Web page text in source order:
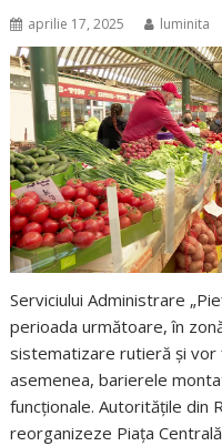
aprilie 17, 2025 luminita
Serviciului Administrare
perioada următoare, în
sistematizare rutieră și vor
asemenea, barierele
funcționale. Autoritățile din
reorganizeze Piața